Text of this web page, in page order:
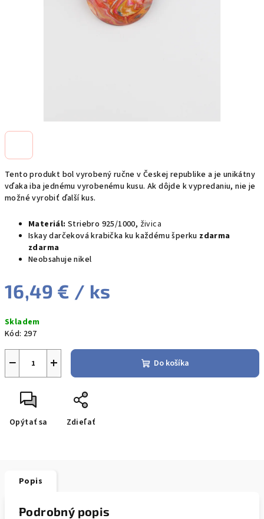
Tento produkt bol vyrobený ručne v Českej republike a je unikátny
vďaka iba jednému vyrobenému kusu. Ak dôjde k vypredaniu, nie je
možné vyrobiť ďalší kus.
Materiál: Striebro 925/1000, živica
Iskay darčeková krabička ku každému šperku zdarma
zdarma
Neobsahuje nikel
16,49 € / ks
cena:
Skladem
Kód: 297
+
− Do košíka
Opýtať sa Zdieľať
Popis
Podrobný popis